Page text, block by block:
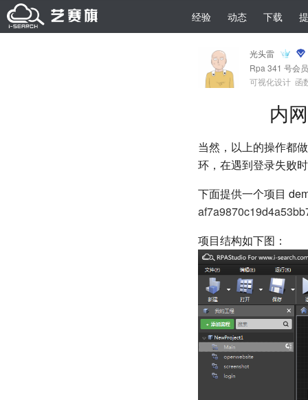
经验 动态 下载
光头雷
Rpa 341 号会员
可视化设计 函
内
当然，以上的操作都
环，在遇到登录失败
下面提供一个项目
项目结构如下图：